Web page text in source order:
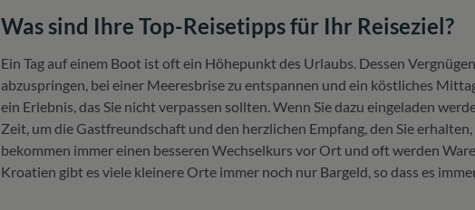
Was sind Ihre Top-Reisetipps für Ihr Reiseziel?
Ein Tag auf einem Boot ist oft ein Höhepunkt des Urlaubs. Dessen
abzuspringen, bei einer Meeresbrise zu entspannen und ein köstliches
ein Erlebnis, das Sie nicht verpassen sollten. Wenn Sie dazu eingeladen
Zeit, um die Gastfreundschaft und den herzlichen Empfang, den Sie
bekommen immer einen besseren Wechselkurs vor Ort und oft werden
Kroatien gibt es viele kleinere Orte immer noch nur Bargeld, so dass es